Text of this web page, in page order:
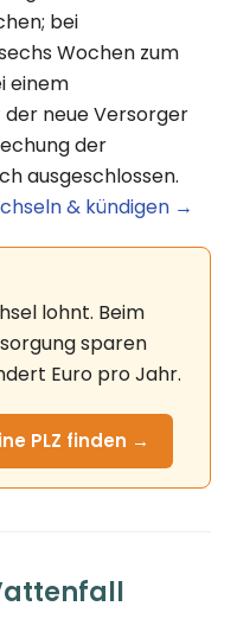
bei
Wochen zum
einem
neue Versorger
der
ausgeschlossen.
& kündigen →
lohnt. Beim
sparen
Euro pro Jahr.
PLZ finden →